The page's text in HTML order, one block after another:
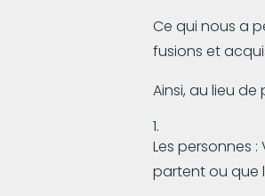
Ce qui nous a
fusions et
Ainsi, au lieu
Les personnes
partent ou que